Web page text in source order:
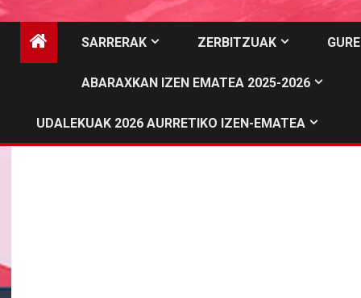
SARRERAK ZERBITZUAK
ABARAXKAN IZEN EMATEA 2025-2026
UDALEKUAK 2026 AURRETIKO IZEN-EMATEA